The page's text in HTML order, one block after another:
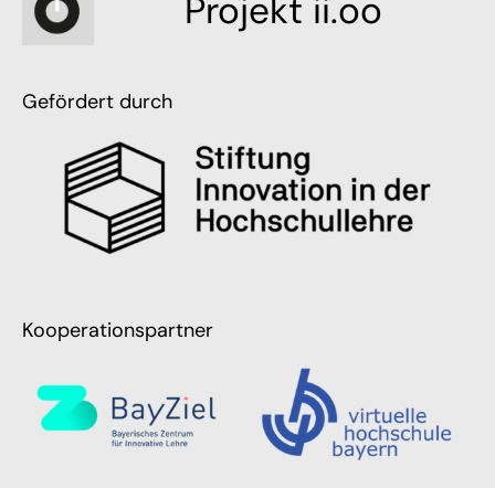
Projekt ii.oo
Gefördert durch
Kooperationspartner